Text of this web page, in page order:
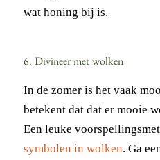
wat honing bij is.
6. Divineer met wolken
In de zomer is het vaak
betekent dat dat er mooie
Een leuke
symbolen in wolken. Ga